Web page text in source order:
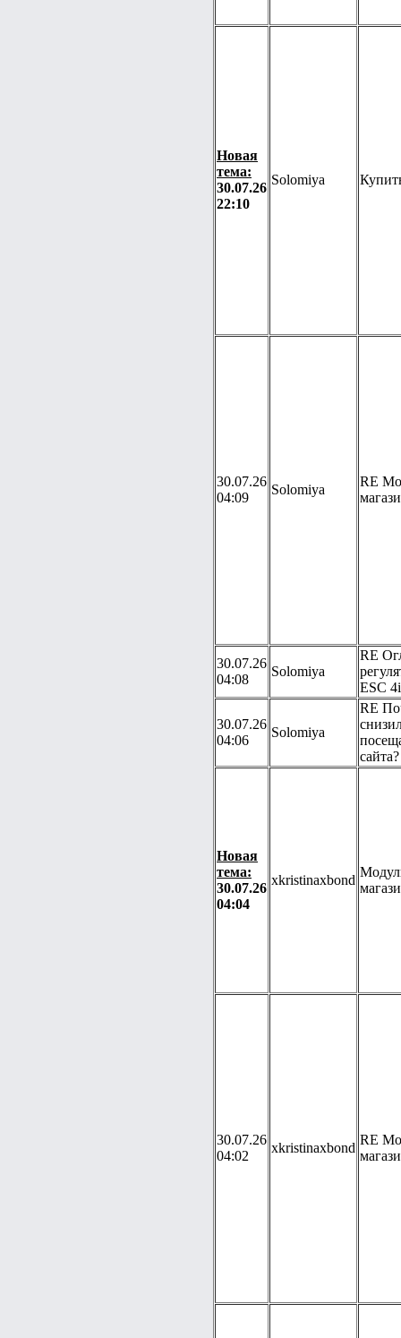
Новая
тема:
30.07.26
22:10
Solomiya
30.07.26
04:09
Solomiya
RE
30.07.26
04:08
Solomiya
RE
ESC
30.07.26
04:06
Solomiya
RE
сайта?
Новая
тема:
30.07.26
04:04
xkristinaxbond
30.07.26
04:02
xkristinaxbond
RE